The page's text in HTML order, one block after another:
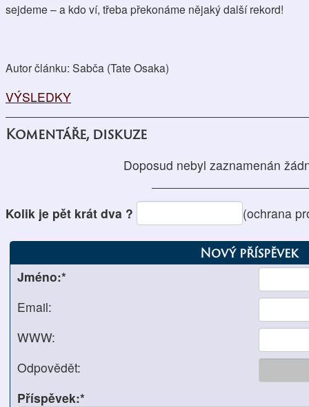
sejdeme – a kdo ví, třeba překonáme nějaký další rekord!
Autor článku: Sabča (Tate Osaka)
VÝSLEDKY
Komentáře, diskuze
Doposud nebyl zaznamenán
Kolik je pět krát dva ? (ochrana
Nový příspěvek
Jméno:*
Email:
WWW:
Odpovědět:
Příspěvek:*